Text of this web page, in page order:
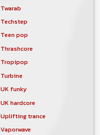
Twarab
Techstep
Teen pop
Thrashcore
Tropipop
Turbine
UK funky
UK hardcore
Uplifting trance
Vaporwave